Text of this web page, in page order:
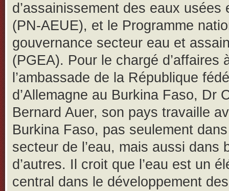
d’assainissement des eaux usées
(PN-AEUE), et le Programme
gouvernance secteur eau et
(PGEA). Pour le chargé d’affaires
l’ambassade de la République
d’Allemagne au Burkina Faso, Dr
Bernard Auer, son pays travaille
Burkina Faso, pas seulement
secteur de l’eau, mais aussi dans
d’autres. Il croit que l’eau est un
central dans le développement